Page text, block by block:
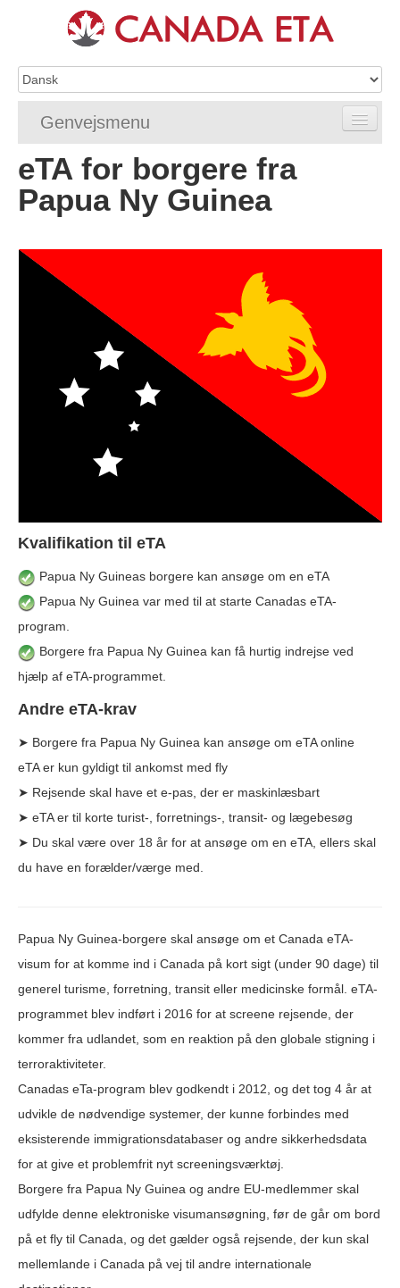
Genvejsmenu
Home
eTA-ansøgning
eTA-FAQ'er
eTA-status
eTA-hjælpemidler
Kontakt
eTA for borgere fra
Papua Ny Guinea
Kvalifikation til eTA
Papua Ny Guineas borgere kan ansøge om en eTA
Papua Ny Guinea var med til at starte Canadas eTA-
program.
Borgere fra Papua Ny Guinea kan få hurtig indrejse ved
hjælp af eTA-programmet.
Andre eTA-krav
➤ Borgere fra Papua Ny Guinea kan ansøge om eTA online
eTA er kun gyldigt til ankomst med fly
➤ Rejsende skal have et e-pas, der er maskinlæsbart
➤ eTA er til korte turist-, forretnings-, transit- og lægebesøg
➤ Du skal være over 18 år for at ansøge om en eTA, ellers skal
du have en forælder/værge med.
Papua Ny Guinea-borgere skal ansøge om et Canada eTA-
visum for at komme ind i Canada på kort sigt (under 90 dage) til
generel turisme, forretning, transit eller medicinske formål. eTA-
programmet blev indført i 2016 for at screene rejsende, der
kommer fra udlandet, som en reaktion på den globale stigning i
terroraktiviteter.
Canadas eTa-program blev godkendt i 2012, og det tog 4 år at
udvikle de nødvendige systemer, der kunne forbindes med
eksisterende immigrationsdatabaser og andre sikkerhedsdata
for at give et problemfrit nyt screeningsværktøj.
Borgere fra Papua Ny Guinea og andre EU-medlemmer skal
udfylde denne elektroniske visumansøgning, før de går om bord
på et fly til Canada, og det gælder også rejsende, der kun skal
mellemlande i Canada på vej til andre internationale